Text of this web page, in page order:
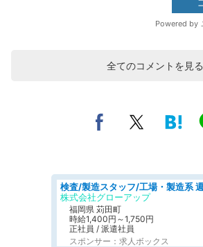
全てのコメントを見る
株式会社グローアップ
福岡県 苅田町
時給1,400円～1,750円
正社員 / 派遣社員
スポンサー：求人ボックス